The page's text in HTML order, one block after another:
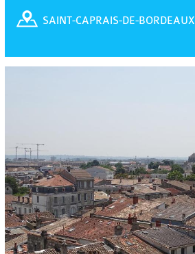
SAINT-CAPRAIS-DE-BORDEAUX